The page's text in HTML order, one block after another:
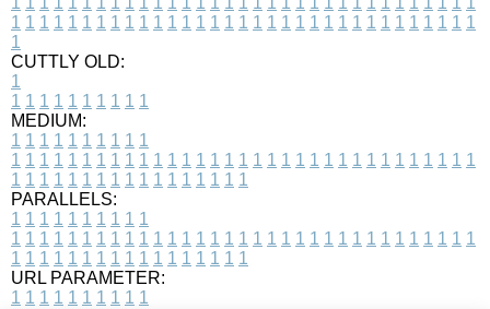
1 1 1 1 1 1 1 1 1 1 1 1 1 1 1 1 1 1 1 1 1 1 1 1 1 1 1 1 1 1 1 1 1
1
CUTTLY OLD:
1
1 1 1 1 1 1 1 1 1 1
MEDIUM:
1 1 1 1 1 1 1 1 1 1
1 1 1 1 1 1 1 1 1 1 1 1 1 1 1 1 1 1 1 1 1 1 1 1 1 1 1 1 1 1 1 1 1
1 1 1 1 1 1 1 1 1 1 1 1 1 1 1 1 1
PARALLELS:
1 1 1 1 1 1 1 1 1 1
1 1 1 1 1 1 1 1 1 1 1 1 1 1 1 1 1 1 1 1 1 1 1 1 1 1 1 1 1 1 1 1 1
1 1 1 1 1 1 1 1 1 1 1 1 1 1 1 1 1
URL PARAMETER:
1 1 1 1 1 1 1 1 1 1